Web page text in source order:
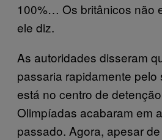
100%… Os britânicos não
ele diz.
As autoridades disseram
passaria rapidamente pelo
está no centro de
Olimpíadas acabaram em
passado. Agora, apesar